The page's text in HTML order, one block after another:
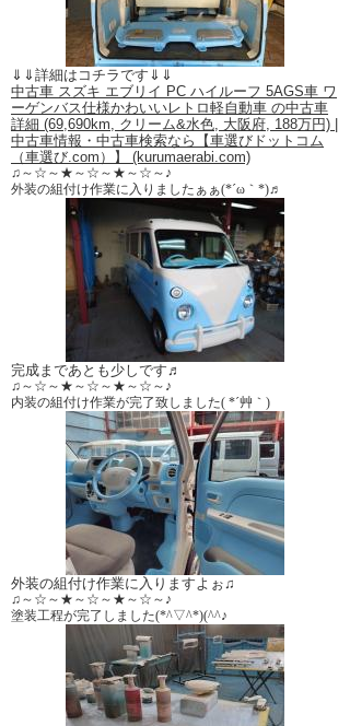
⇓⇓詳細はコチラです⇓⇓
中古車 スズキ エブリイ PC ハイルーフ 5AGS車 ワ
ーゲンバス仕様かわいいレトロ軽自動車 の中古車
詳細 (69,690km, クリーム&水色, 大阪府, 188万円) |
中古車情報・中古車検索なら【車選びドットコム
（車選び.com）】 (kurumaerabi.com)
♫～☆～★～☆～★～☆～♪
外装の組付け作業に入りましたぁぁ(*´ω｀*)♬
完成まであとも少しです♬
♫～☆～★～☆～★～☆～♪
内装の組付け作業が完了致しました( *´艸｀)
外装の組付け作業に入りますよぉ♫
♫～☆～★～☆～★～☆～♪
塗装工程が完了しました(*^▽^*)(^^♪